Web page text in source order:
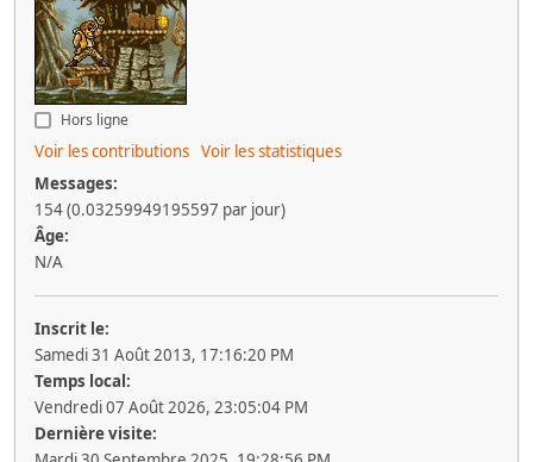
Hors ligne
Voir les contributions Voir les statistiques
Messages:
154 (0.03259949195597 par jour)
Âge:
N/A
Inscrit le:
Samedi 31 Août 2013, 17:16:20 PM
Temps local:
Vendredi 07 Août 2026, 23:05:04 PM
Dernière visite: